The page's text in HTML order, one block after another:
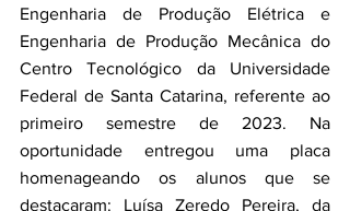
Engenharia de Produção Elétrica e
Engenharia de Produção Mecânica do
Centro Tecnológico da Universidade
Federal de Santa Catarina, referente ao
primeiro semestre de 2023. Na
oportunidade entregou uma placa
homenageando os alunos que se
destacaram: Luísa Zeredo Pereira, da